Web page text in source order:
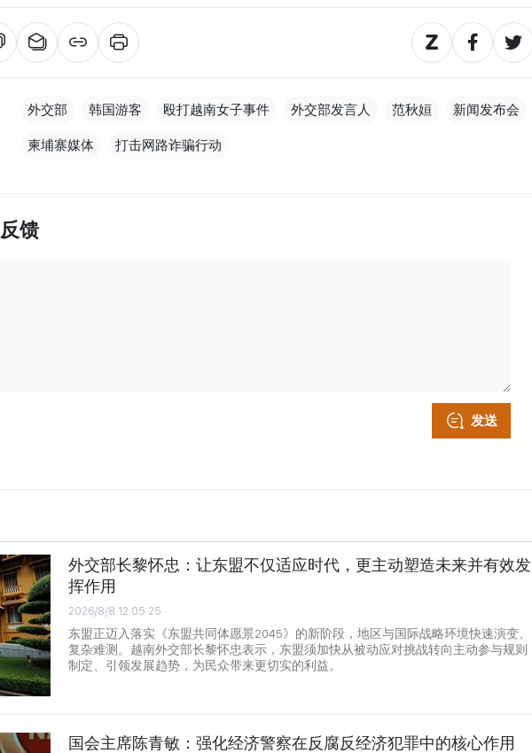
外交部 韩国游客 殴打越南女子事件 外交部发言人 范秋姮 新闻发布会
柬埔寨媒体 打击网路诈骗行动
反馈
发送
外交部长黎怀忠：让东盟不仅适应时代，更主动塑造未来并有效发
挥作用
2026/8/8 12:05:25
东盟正迈入落实《东盟共同体愿景2045》的新阶段，地区与国际战略环境快速演变、
复杂难测。越南外交部长黎怀忠表示，东盟须加快从被动应对挑战转向主动参与规则
制定、引领发展趋势，为民众带来更切实的利益。
国会主席陈青敏：强化经济警察在反腐反经济犯罪中的核心作用